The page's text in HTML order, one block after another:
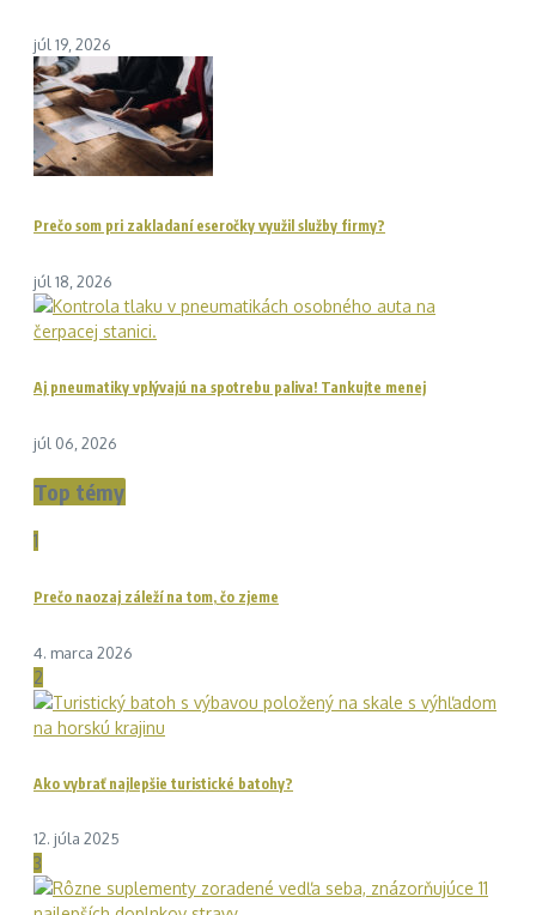
júl 19, 2026
Prečo som pri zakladaní eseročky využil služby firmy?
júl 18, 2026
Aj pneumatiky vplývajú na spotrebu paliva! Tankujte menej
júl 06, 2026
Top témy
1
Prečo naozaj záleží na tom, čo zjeme
4. marca 2026
2
Ako vybrať najlepšie turistické batohy?
12. júla 2025
3